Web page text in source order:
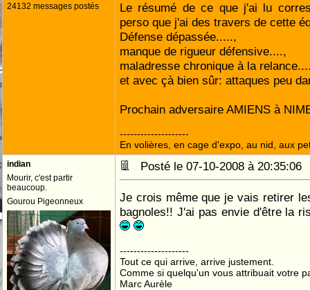
24132 messages postés
Le résumé de ce que j'ai lu
perso que j'ai des travers de cette
Défense dépassée.....,
manque de rigueur défensive....,
maladresse chronique à la
et avec çà bien sûr: attaques peu
Prochain adversaire AMIENS à
--------------------
En volières, en cage d'expo, au nid, aux
indian
Mourir, c'est partir
beaucoup.
Gourou Pigeonneux
Posté le 07-10-2008 à
Je crois même que je vais retirer
bagnoles!! J'ai pas envie d'être la
--------------------
Tout ce qui arrive, arrive justement.
Comme si quelqu'un vous attribuait votre
Marc Aurèle